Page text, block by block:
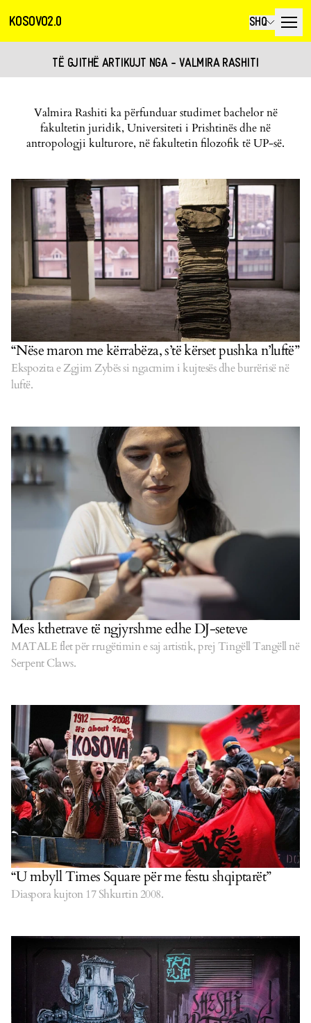
KOSOVO2.0 SHQ
TË GJITHË ARTIKUJT NGA - VALMIRA RASHITI
Valmira Rashiti ka përfunduar studimet bachelor në
fakultetin juridik, Universiteti i Prishtinës dhe në
antropologji kulturore, në fakultetin filozofik të UP-së.
“Nëse maron me kërrabëza, s’të kërset pushka n’luftë”
Ekspozita e Zgjim Zybës si ngacmim i kujtesës dhe burrërisë në
luftë.
Mes kthetrave të ngjyrshme edhe DJ-seteve
MATALE flet për rrugëtimin e saj artistik, prej Tingëll Tangëll në
Serpent Claws.
“U mbyll Times Square për me festu shqiptarët”
Diaspora kujton 17 Shkurtin 2008.